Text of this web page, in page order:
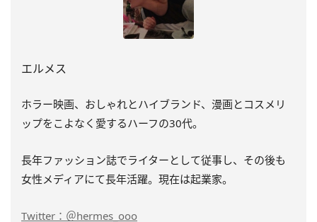
エルメス
ホラー映画、おしゃれとハイブランド、漫画とコスメリ
ップをこよなく愛するハーフの30代。
長年ファッション誌でライターとして従事し、その後も
女性メディアにて長年活躍。現在は起業家。
Twitter：＠hermes_ooo